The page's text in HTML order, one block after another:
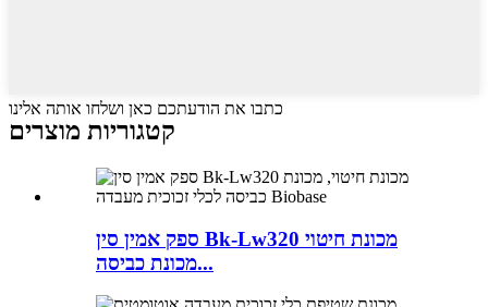
כתבו את הודעתכם כאן ושלחו אותה אלינו
קטגוריות מוצרים
ספק אמין סין Bk-Lw320 מכונת חיטוי
מכונת כביסה...